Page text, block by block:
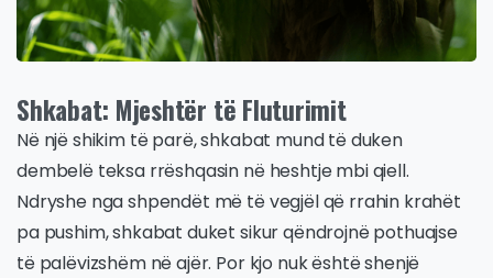
Shkabat: Mjeshtër të Fluturimit
Në një shikim të parë, shkabat mund të duken
dembelë teksa rrëshqasin në heshtje mbi qiell.
Ndryshe nga shpendët më të vegjël që rrahin krahët
pa pushim, shkabat duket sikur qëndrojnë pothuajse
të palëvizshëm në ajër. Por kjo nuk është shenjë